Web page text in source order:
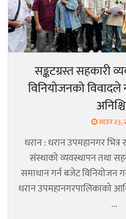
सङ्कटग्रस्त सहकारी
विनियोजनको
साउन २३,
धरान : धरान उपमहानगर भित्र
संस्थाको व्यवस्थापन तथा
समाधान गर्न बजेट विनियोजन
धरान उपमहानगरपालिकाको
...